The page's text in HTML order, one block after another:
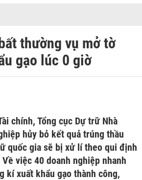
thường vụ mở tờ
gạo lúc 0 giờ
chính, Tổng cục Dự trữ Nhà
hủy bỏ kết quả trúng thầu
quốc gia sẽ bị xử lí theo qui định
việc 40 doanh nghiệp nhanh
kí xuất khẩu gạo thành công,